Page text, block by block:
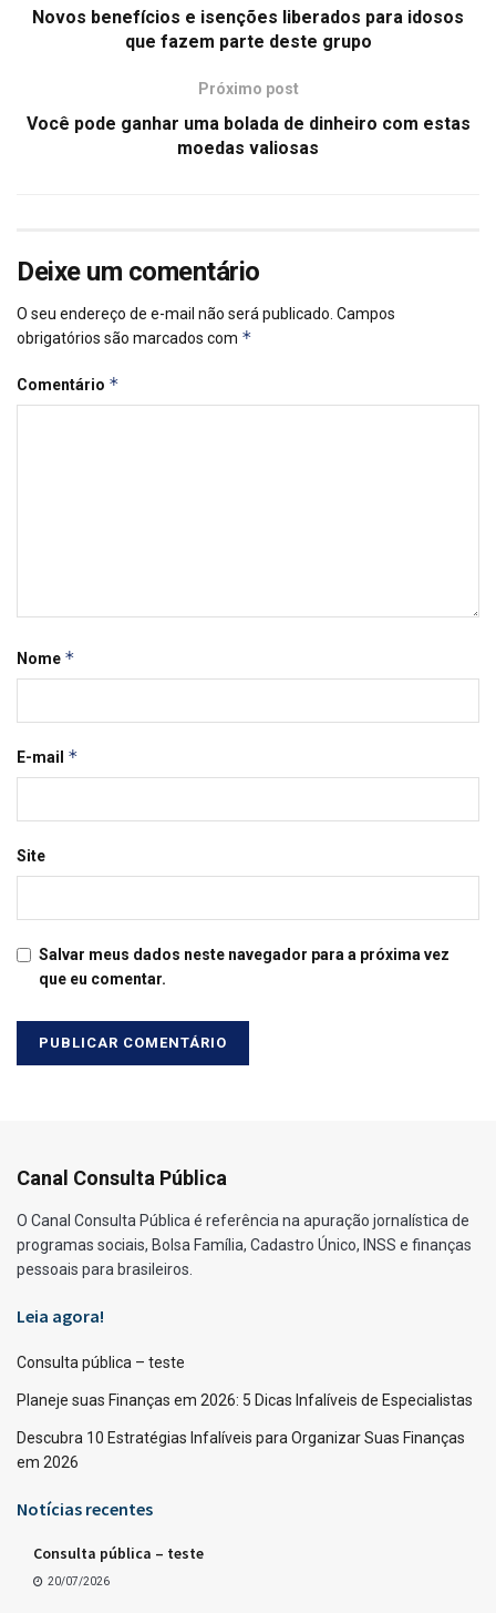
Novos benefícios e isenções liberados para idosos
que fazem parte deste grupo
Próximo post
Você pode ganhar uma bolada de dinheiro com estas
moedas valiosas
Deixe um comentário
O seu endereço de e-mail não será publicado. Campos
obrigatórios são marcados com *
Comentário *
Nome *
E-mail *
Site
Salvar meus dados neste navegador para a próxima vez
que eu comentar.
Canal Consulta Pública
O Canal Consulta Pública é referência na apuração jornalística de
programas sociais, Bolsa Família, Cadastro Único, INSS e finanças
pessoais para brasileiros.
Leia agora!
Consulta pública – teste
Planeje suas Finanças em 2026: 5 Dicas Infalíveis de Especialistas
Descubra 10 Estratégias Infalíveis para Organizar Suas Finanças
em 2026
Notícias recentes
Consulta pública – teste
20/07/2026